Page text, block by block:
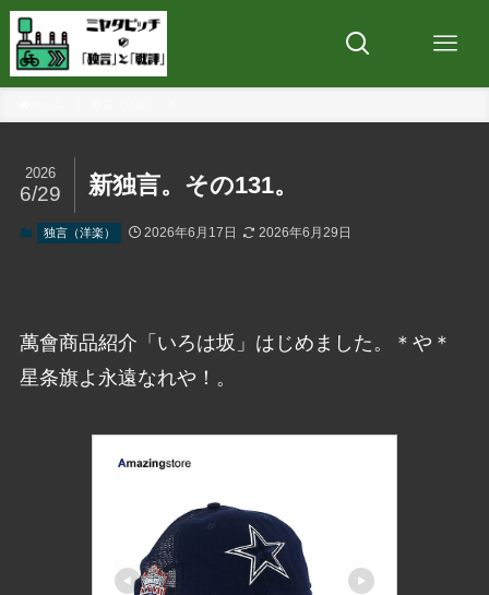
新独言。その131。
2026
6/29
独言（洋楽） 2026年6月17日 2026年6月29日
萬會商品紹介「いろは坂」はじめました。＊や＊
星条旗よ永遠なれや！。